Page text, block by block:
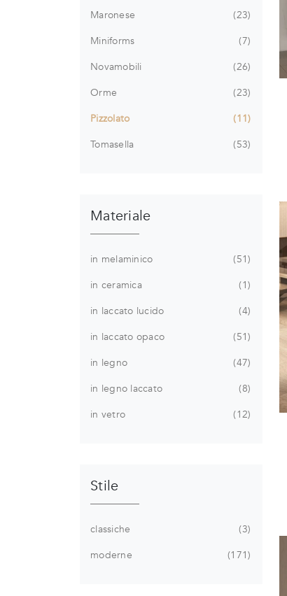
Maronese
23
Miniforms
7
Novamobili
26
Orme
23
Pizzolato
11
Tomasella
53
Materiale
in melaminico
51
in ceramica
1
in laccato lucido
4
in laccato opaco
51
in legno
47
in legno laccato
8
in vetro
12
Stile
classiche
3
moderne
171